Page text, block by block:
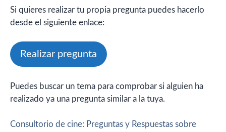
Si quieres realizar tu propia pregunta puedes hacerlo
desde el siguiente enlace:
Realizar pregunta
Puedes buscar un tema para comprobar si alguien ha
realizado ya una pregunta similar a la tuya.
Consultorio de cine: Preguntas y Respuestas sobre